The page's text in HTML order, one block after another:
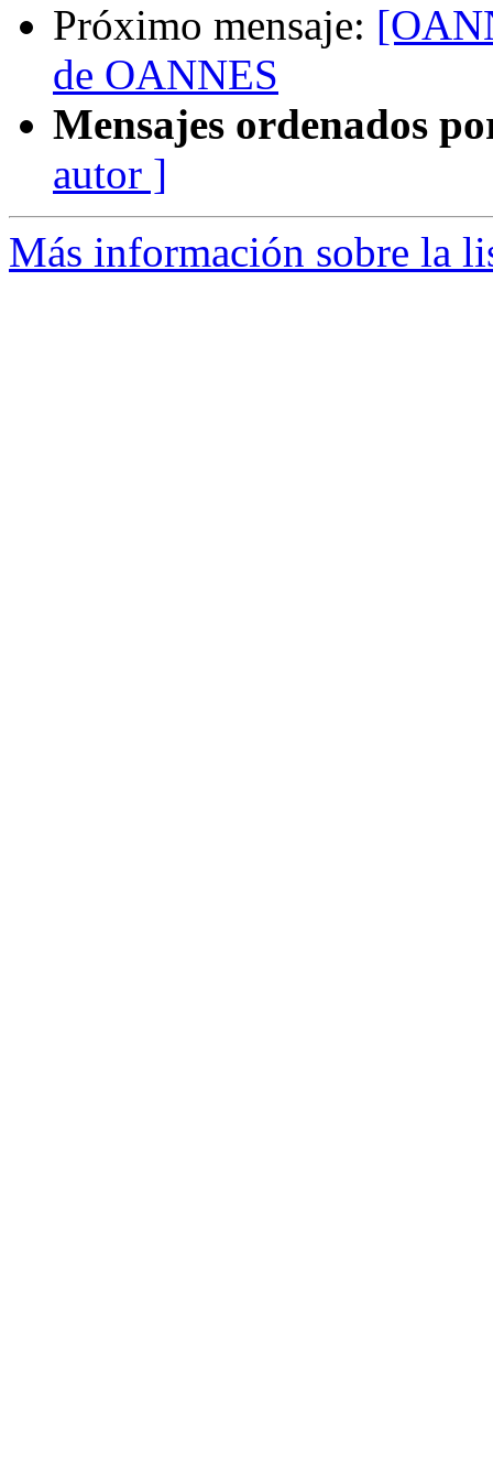
Próximo mensaje:
de OANNES
Mensajes ordenados
autor ]
Más información sobre la